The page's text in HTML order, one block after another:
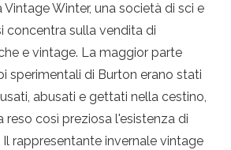
Winter, una società di sci e
concentra sulla vendita di
e vintage. La maggior parte
sperimentali di Burton erano stati
abusati e gettati nella cestino,
reso così preziosa l'esistenza di
rappresentante invernale vintage